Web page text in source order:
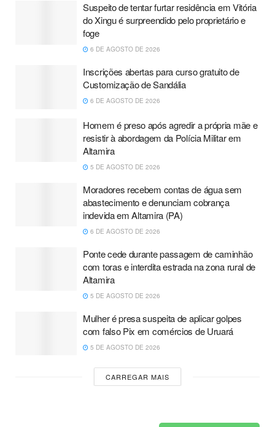
Suspeito de tentar furtar residência em Vitória
do Xingu é surpreendido pelo proprietário e
foge
6 DE AGOSTO DE 2026
Inscrições abertas para curso gratuito de
Customização de Sandália
6 DE AGOSTO DE 2026
Homem é preso após agredir a própria mãe e
resistir à abordagem da Polícia Militar em
Altamira
5 DE AGOSTO DE 2026
Moradores recebem contas de água sem
abastecimento e denunciam cobrança
indevida em Altamira (PA)
6 DE AGOSTO DE 2026
Ponte cede durante passagem de caminhão
com toras e interdita estrada na zona rural de
Altamira
5 DE AGOSTO DE 2026
Mulher é presa suspeita de aplicar golpes
com falso Pix em comércios de Uruará
5 DE AGOSTO DE 2026
CARREGAR MAIS